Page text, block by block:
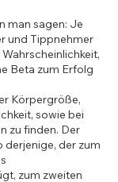
man sagen: Je
und Tippnehmer
Beta zum Erfolg
Körpergröße,
sowie bei
zu finden. Der
der zum
zum zweiten